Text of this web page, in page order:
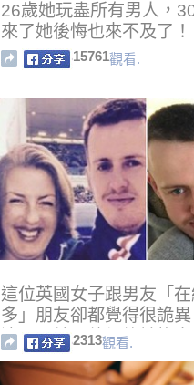
26歲她玩盡所有男人，
來了她後悔也來不及了！
15761觀看.
這位英國女子跟男友「
多」朋友卻都覺得很詭異
這張照片…他們終於找出
據！
2313觀看.